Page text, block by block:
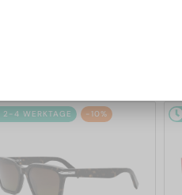
2-4 WERKTAGE -10%